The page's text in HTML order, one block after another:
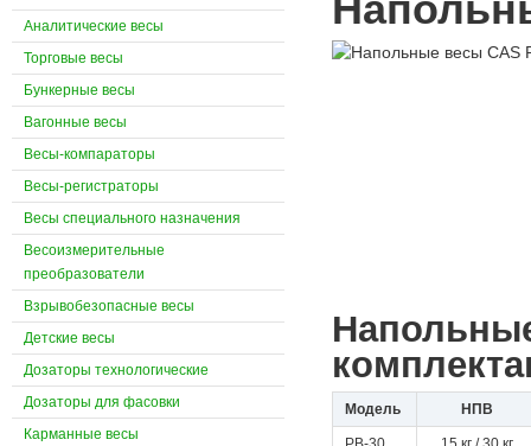
Модель НПВ
Аналитические весы
Торговые весы
Бункерные весы
Вагонные весы
Весы-компараторы
Весы-регистраторы
Весы специального назначения
Весоизмерительные
преобразователи
Взрывобезопасные весы
Детские весы
Дозаторы технологические
Дозаторы для фасовки
Карманные весы